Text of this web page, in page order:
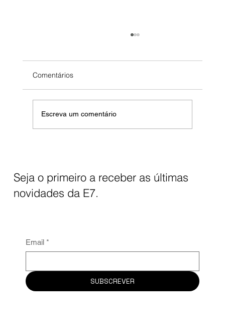
melhor seu público e tomar decisões
mais informadas
Comentários
Escreva um comentário
Seja o primeiro a receber as últimas
novidades da E7.
Email *
SUBSCREVER